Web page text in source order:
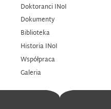
Doktoranci INoI
Dokumenty
Biblioteka
Historia INoI
Współpraca
Galeria